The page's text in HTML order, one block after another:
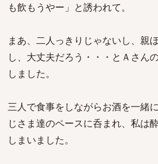
も飲もうやー」と誘われて。
まあ、二人っきりじゃないし、親
し、大丈夫だろう・・・とＡさん
しました。
三人で食事をしながらお酒を一緒
じさま達のペースに呑まれ、私は
しまいました。